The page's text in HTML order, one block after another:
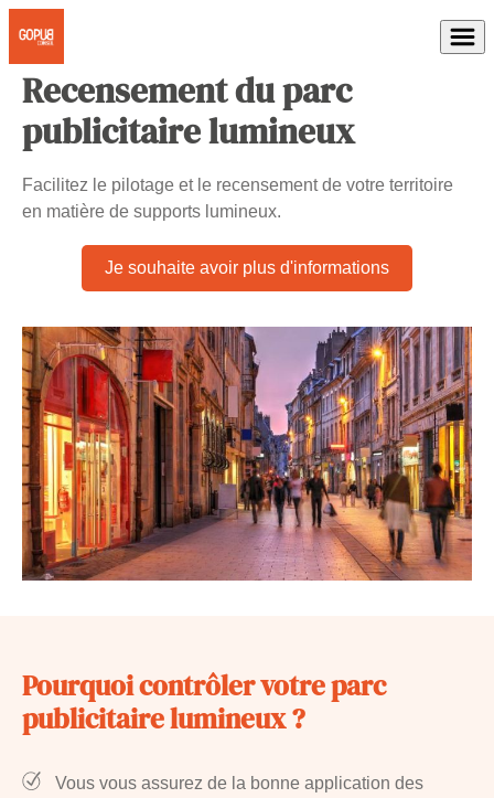
Recensement du parc
publicitaire lumineux
Facilitez le pilotage et le recensement de votre territoire
en matière de supports lumineux.
Je souhaite avoir plus d'informations
Pourquoi contrôler votre parc
publicitaire lumineux ?
Vous vous assurez de la bonne application des